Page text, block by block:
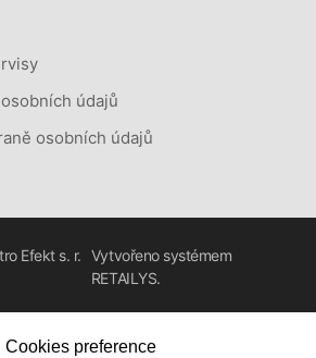
údajů
osobních údajů
Efekt s. r. Vytvořeno systémem
RETAILYS.
Cookies preference